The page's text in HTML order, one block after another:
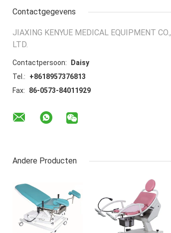
Contactgegevens
JIAXING KENYUE MEDICAL EQUIPMENT CO.,
LTD.
Contactpersoon:
Daisy
Tel.:
+8618957376813
Fax:
86-0573-84011929
Andere Producten